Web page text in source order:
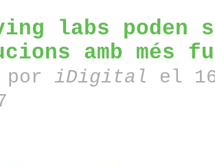
labs poden
amb més
poriDigital el